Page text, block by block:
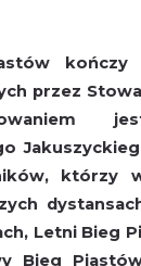
przez
którzy
Letni Bieg
Bieg